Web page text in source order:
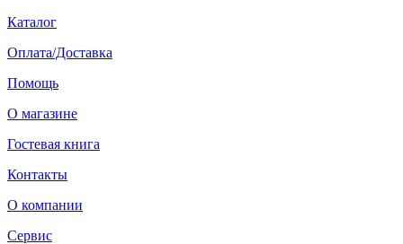
Каталог
Оплата/Доставка
Помощь
О магазине
Гостевая книга
Контакты
О компании
Сервис